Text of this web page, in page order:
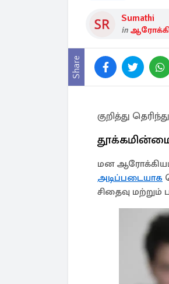
Sumathi
in
Share
குறித்து
மன
அடிப்படையாக
சிதைவு